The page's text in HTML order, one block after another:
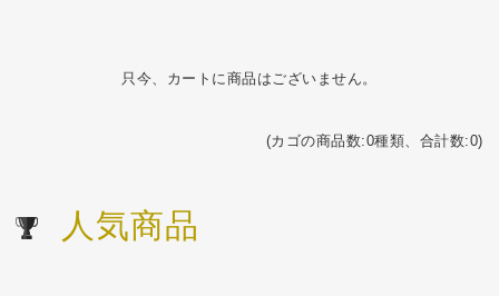
只今、カートに商品はございません。
(カゴの商品数:0種類、合計数:0)
人気商品